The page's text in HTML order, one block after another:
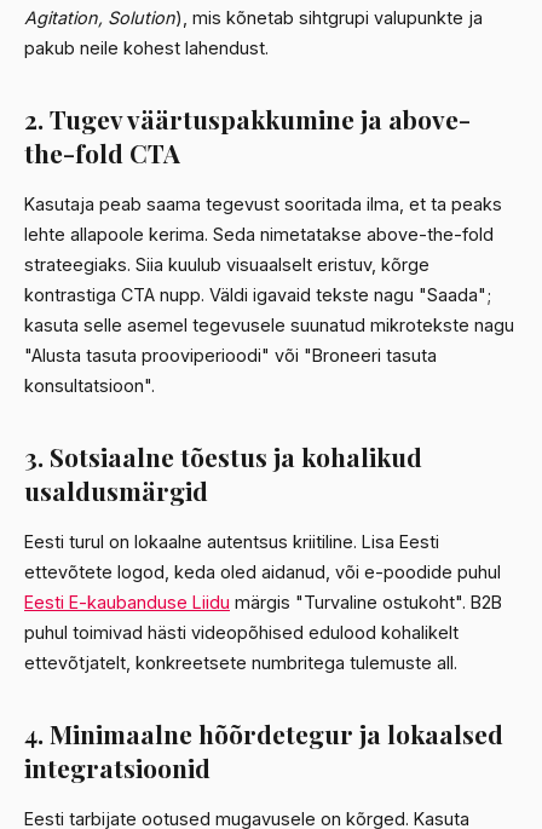
Agitation, Solution), mis kõnetab sihtgrupi valupunkte ja
pakub neile kohest lahendust.
2. Tugev väärtuspakkumine ja above-
the-fold CTA
Kasutaja peab saama tegevust sooritada ilma, et ta peaks
lehte allapoole kerima. Seda nimetatakse above-the-fold
strateegiaks. Siia kuulub visuaalselt eristuv, kõrge
kontrastiga CTA nupp. Väldi igavaid tekste nagu "Saada";
kasuta selle asemel tegevusele suunatud mikrotekste nagu
"Alusta tasuta prooviperioodi" või "Broneeri tasuta
konsultatsioon".
3. Sotsiaalne tõestus ja kohalikud
usaldusmärgid
Eesti turul on lokaalne autentsus kriitiline. Lisa Eesti
ettevõtete logod, keda oled aidanud, või e-poodide puhul
Eesti E-kaubanduse Liidu märgis "Turvaline ostukoht". B2B
puhul toimivad hästi videopõhised edulood kohalikelt
ettevõtjatelt, konkreetsete numbritega tulemuste all.
4. Minimaalne hõõrdetegur ja lokaalsed
integratsioonid
Eesti tarbijate ootused mugavusele on kõrged. Kasuta